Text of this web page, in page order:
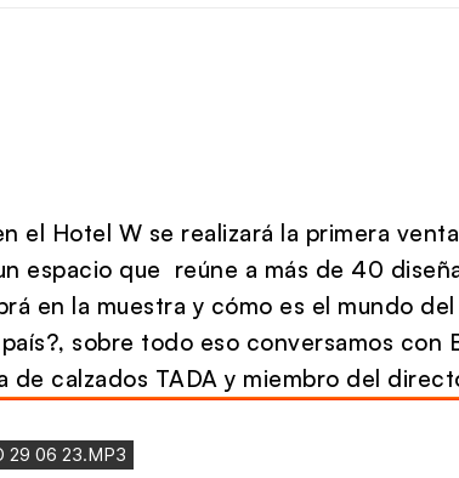
el Hotel W se realizará la primera
espacio que reúne a más de 40
en la muestra y cómo es el mundo
sobre todo eso conversamos con
de calzados TADA y miembro del